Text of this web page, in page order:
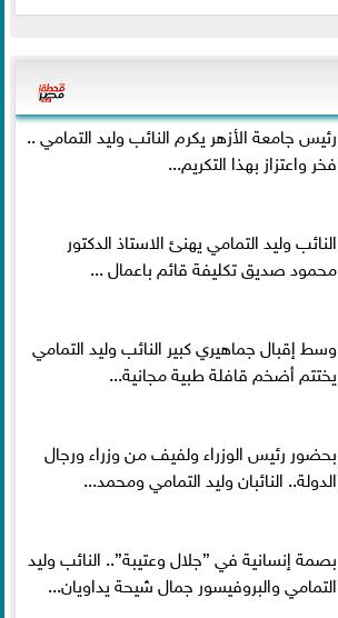
رئيس جامعة الأزهر يكرم النائب وليد التمامي ..
فخر واعتزاز بهذا التكريم...
النائب وليد التمامي يهنئ الاستاذ الدكتور
محمود صديق تكليفة قائم باعمال ...
وسط إقبال جماهيري كبير النائب وليد التمامي
يختتم أضخم قافلة طبية مجانية...
بحضور رئيس الوزراء ولفيف من وزراء ورجال
الدولة.. النائبان وليد التمامي ومحمد...
بصمة إنسانية في ”جلال وعتيبة”.. النائب وليد
التمامي والبروفيسور جمال شيحة يداويان...